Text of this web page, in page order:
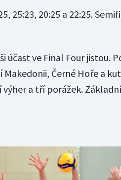
25:23, 20:25 a 22:25.
účast ve Final Four jistou.
Černé Hoře a
a tří porážek.